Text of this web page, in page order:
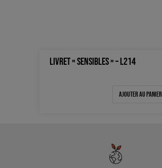
LIVRET « SENSIBLES » – L214
Ajouter au panier